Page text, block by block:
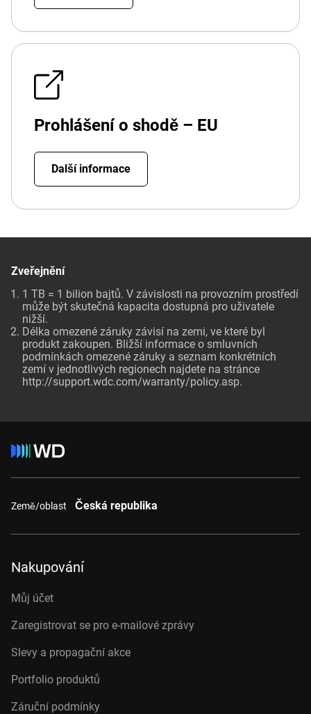
Prohlášení o shodě – EU
Další informace
Zveřejnění
1 TB = 1 bilion bajtů. V závislosti na provozním prostředí
může být skutečná kapacita dostupná pro uživatele
nižší.
Délka omezené záruky závisí na zemi, ve které byl
produkt zakoupen. Bližší informace o smluvních
podmínkách omezené záruky a seznam konkrétních
zemí v jednotlivých regionech najdete na stránce
http://support.wdc.com/warranty/policy.asp.
Země/oblast Česká republika
Nakupování
Můj účet
Zaregistrovat se pro e-mailové zprávy
Slevy a propagační akce
Portfolio produktů
Záruční podmínky